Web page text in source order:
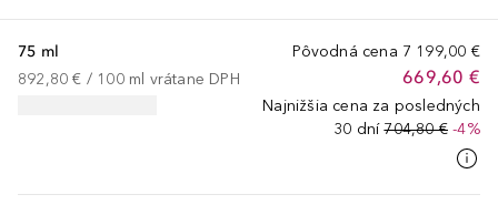
Pôvodná cena 7 199,00 €
669,60 €
Najnižšia cena za posledných
30 dní 704,80 € -4%
75 ml
892,80 € / 100 ml vrátane DPH